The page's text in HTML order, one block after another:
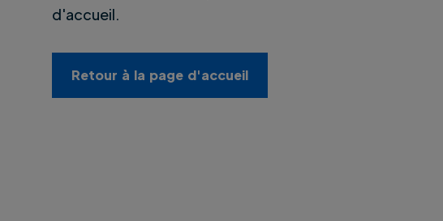
d'accueil.
Retour à la page d'accueil